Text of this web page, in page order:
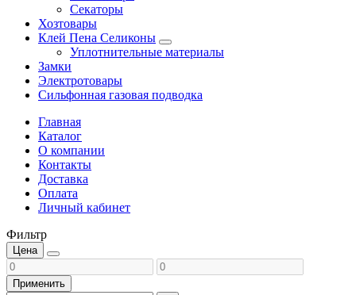
Секаторы
Хозтовары
Клей Пена Селиконы
Уплотнительные материалы
Замки
Электротовары
Сильфонная газовая подводка
Главная
Каталог
О компании
Контакты
Доставка
Оплата
Личный кабинет
Фильтр
Цена
Применить